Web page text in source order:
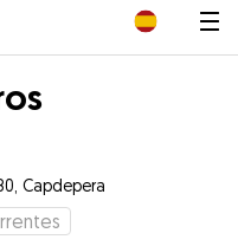
Capdepera